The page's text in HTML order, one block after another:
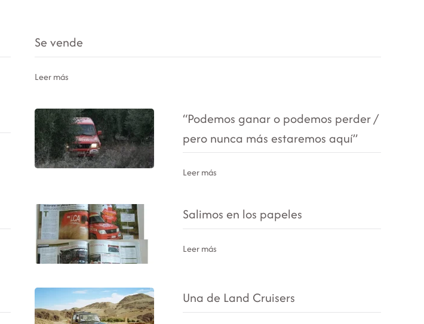
Se vende
Leer más
“Podemos ganar o podemos perder /
pero nunca más estaremos aquí”
Leer más
Salimos en los papeles
Leer más
Una de Land Cruisers